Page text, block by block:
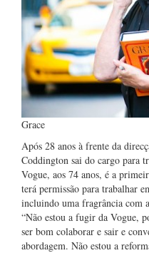
Grace
Após 28 anos à frente da
Coddington sai do cargo para
Vogue, aos 74 anos, é a
terá permissão para trabalhar
incluindo uma fragrância com
“Não estou a fugir da Vogue,
ser bom colaborar e sair e
abordagem. Não estou a